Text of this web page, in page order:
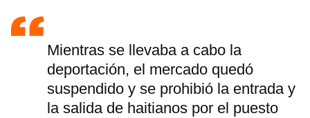
Mientras se llevaba a cabo la
deportación, el mercado quedó
suspendido y se prohibió la entrada y
la salida de haitianos por el puesto